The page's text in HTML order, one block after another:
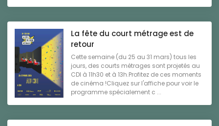
La fête du court métrage est de
retour
Cette semaine (du 25 au 31 mars) tous les
jours, des courts métrages sont projetés au
CDI à 11h30 et à 13h.Profitez de ces moments
de cinéma !Cliquez sur l'affiche pour voir le
programme spécialement c ...